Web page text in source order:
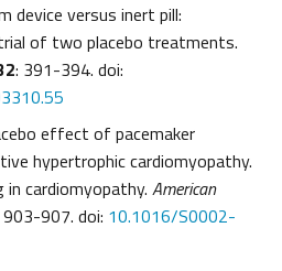
device versus inert pill:
of two placebo treatments.
: 391-394. doi:
effect of pacemaker
hypertrophic cardiomyopathy.
in cardiomyopathy. American
903-907. doi: 10.1016/S0002-